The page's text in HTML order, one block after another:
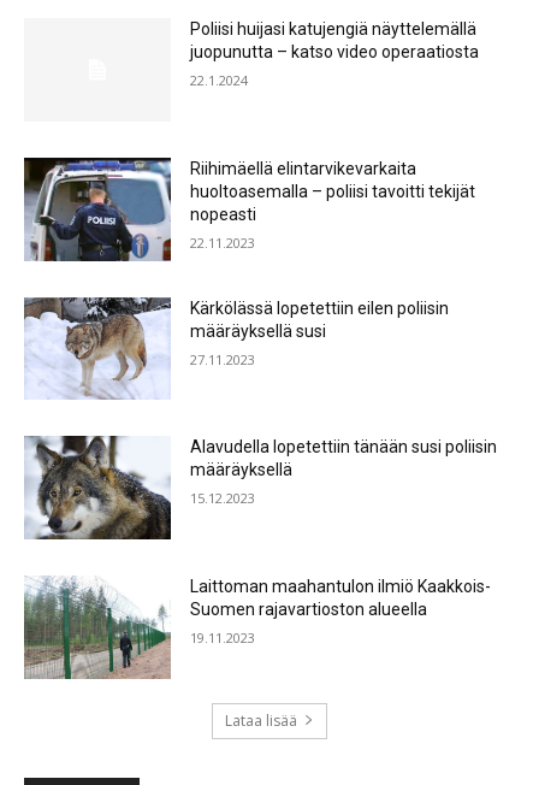
Poliisi huijasi katujengiä näyttelemällä
juopunutta – katso video operaatiosta
22.1.2024
Riihimäellä elintarvikevarkaita
huoltoasemalla – poliisi tavoitti tekijät
nopeasti
22.11.2023
Kärkölässä lopetettiin eilen poliisin
määräyksellä susi
27.11.2023
Alavudella lopetettiin tänään susi poliisin
määräyksellä
15.12.2023
Laittoman maahantulon ilmiö Kaakkois-
Suomen rajavartioston alueella
19.11.2023
Lataa lisää